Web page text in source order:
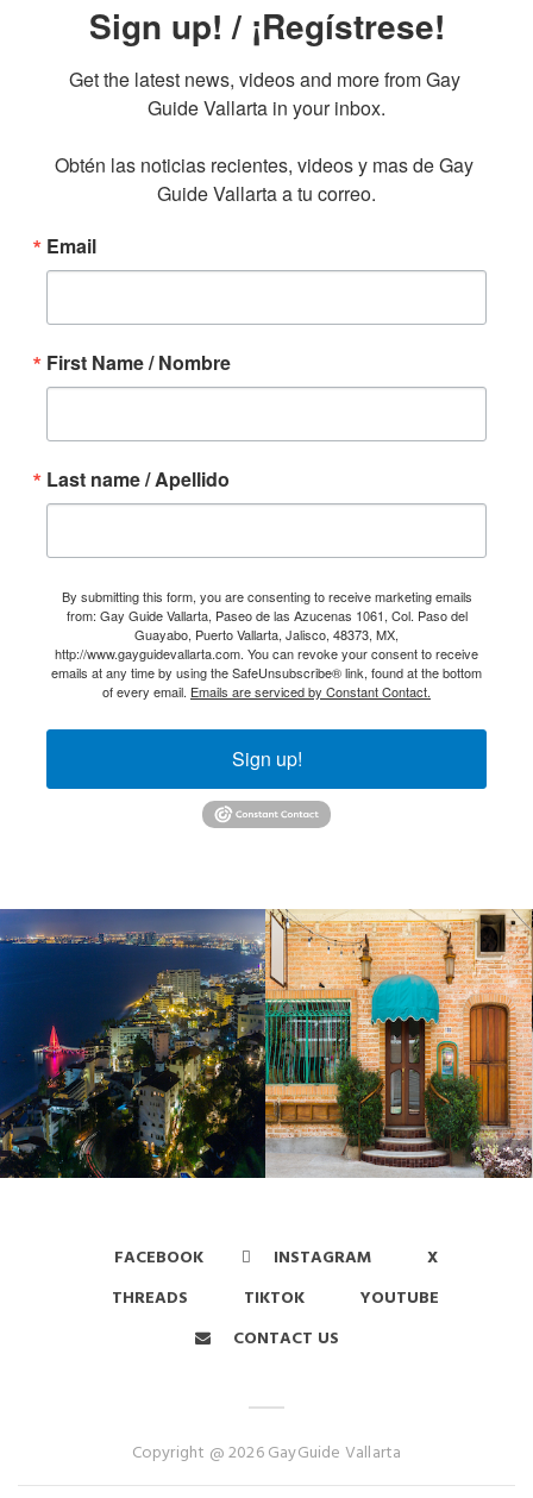
Sign up! / ¡Regístrese!
Get the latest news, videos and more from Gay
Guide Vallarta in your inbox.
Obtén las noticias recientes, videos y mas de Gay
Guide Vallarta a tu correo.
Email
First Name / Nombre
Last name / Apellido
By submitting this form, you are consenting to receive marketing emails
from: Gay Guide Vallarta, Paseo de las Azucenas 1061, Col. Paso del
Guayabo, Puerto Vallarta, Jalisco, 48373, MX,
http://www.gayguidevallarta.com. You can revoke your consent to receive
emails at any time by using the SafeUnsubscribe® link, found at the bottom
of every email. Emails are serviced by Constant Contact.
Sign up!
FACEBOOK INSTAGRAM
X
THREADS
TIKTOK
YOUTUBE
CONTACT US
Copyright @ 2026 GayGuide Vallarta